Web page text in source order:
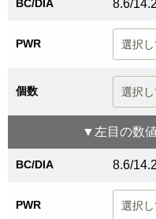
BC/DIA 8.6/14.2
PWR
個数
▼ 左目 の数
BC/DIA 8.6/14.2
PWR